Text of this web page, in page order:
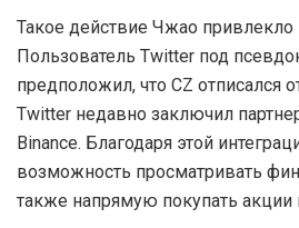
Такое действие Чжао привлекло
Пользователь Twitter под
предположил, что CZ отписался
Twitter недавно заключил
Binance. Благодаря этой
возможность просматривать
также напрямую покупать акции